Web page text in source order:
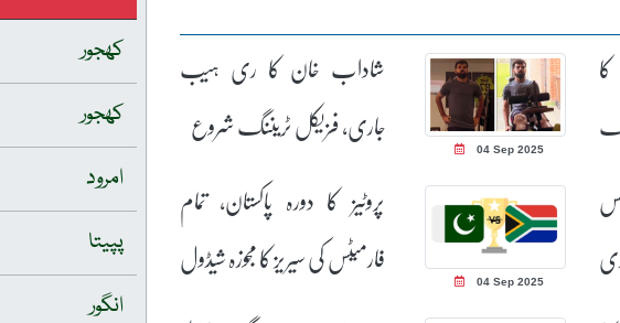
04 Sep 2025
شاداب خان کا ری ہیب
جاری، فزیکل ٹریننگ شروع
04 Sep 2025
پروٹیز کا دورہ پاکستان، تمام
فارمیٹس کی سیریز کا مجوزہ شیڈول
کھجور
کھجور
امرود
پپیتا
انگور